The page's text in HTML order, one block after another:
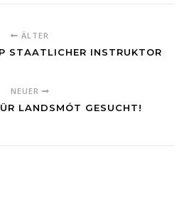
ÄLTER
STAATLICHER INSTRUKTOR
NEUER
LANDSMÓT GESUCHT!